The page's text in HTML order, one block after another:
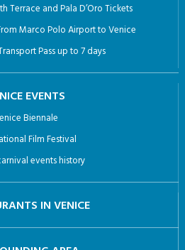
Terrace and Pala D’Oro Tickets
Marco Polo Airport to Venice
Pass up to 7 days
EVENTS
Biennale
Film Festival
events history
IN VENICE